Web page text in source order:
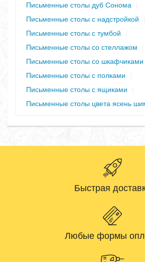
Письменные столы дуб Сонома
Письменные столы с надстройкой
Письменные столы с тумбой
Письменные столы со стеллажом
Письменные столы со шкафчиками
Письменные столы с полками
Письменные столы с ящиками
Письменные столы цвета ясень
Быстрая
Любые формы